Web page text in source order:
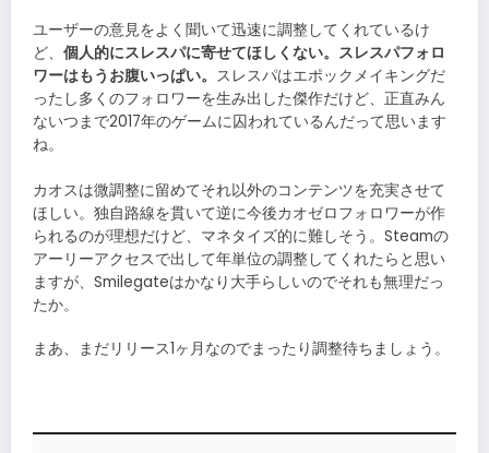
ユーザーの意見をよく聞いて迅速に調整してくれているけ
ど、 個人的にスレスパに寄せてほしくない。スレスパフォロ
ワーはもうお腹いっぱい。 スレスパはエポックメイキングだ
ったし多くのフォロワーを生み出した傑作だけど、正直みん
ないつまで2017年のゲームに囚われているんだって思います
ね。
カオスは微調整に留めてそれ以外のコンテンツを充実させて
ほしい。独自路線を貫いて逆に今後カオゼロフォロワーが作
られるのが理想だけど、マネタイズ的に難しそう。Steamの
アーリーアクセスで出して年単位の調整してくれたらと思い
ますが、Smilegateはかなり大手らしいのでそれも無理だっ
たか。
まあ、まだリリース1ヶ月なのでまったり調整待ちましょう。